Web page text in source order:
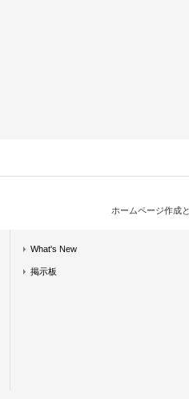
ホームページ作成
What's New
掲示板